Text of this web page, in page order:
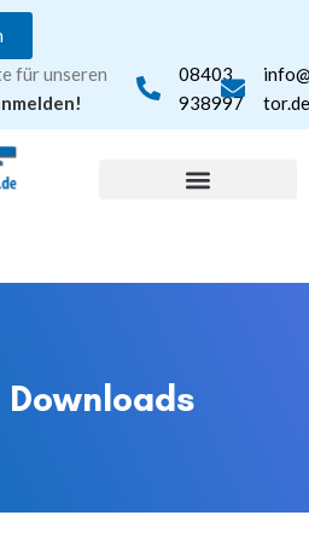
für unseren
08403
938997
tor.de
Downloads